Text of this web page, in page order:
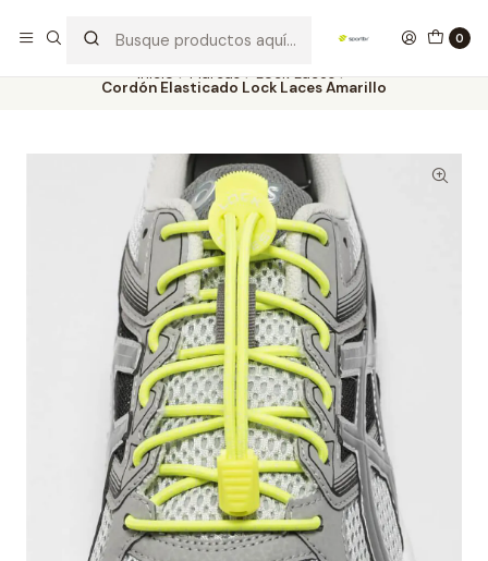
0
Inicio Marcas Lock Laces
Cordón Elasticado Lock Laces Amarillo